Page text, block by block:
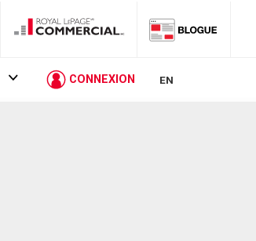
CONNEXION EN